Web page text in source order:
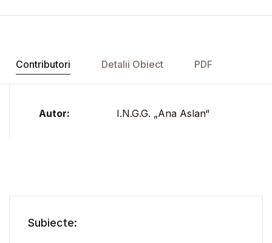
Contributori Detalii Obiect PDF
Autor: I.N.G.G. „Ana Aslan“
Subiecte: